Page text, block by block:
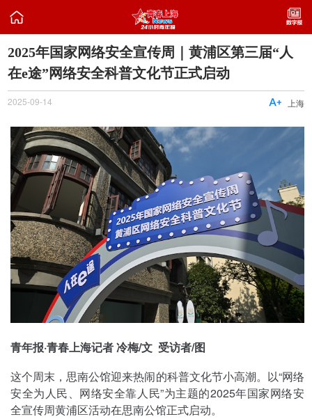

2025年国家网络安全宣传周｜黄浦区第三届“人
在e途”网络安全科普文化节正式启动
2025-09-14 上海

青年报·青春上海记者 冷梅/文 受访者/图
这个周末，思南公馆迎来热闹的科普文化节小高潮。以“网络
安全为人民、网络安全靠人民”为主题的2025年国家网络安
全宣传周黄浦区活动在思南公馆正式启动。